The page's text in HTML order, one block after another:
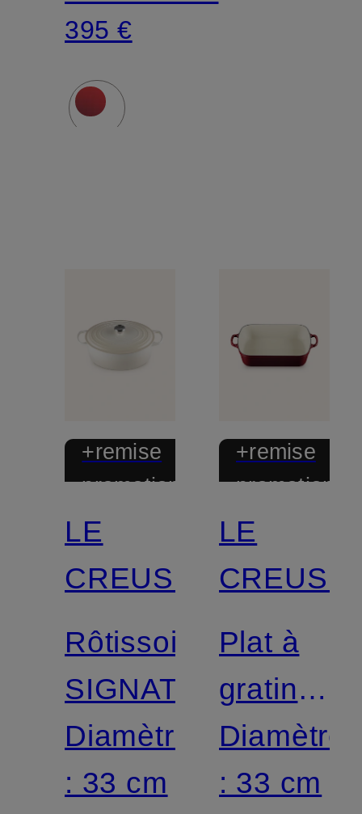
395 €
+remise
promotionnelle
LE
CREUSET
Rôtissoire
SIGNATURE
Diamètre
: 33 cm
+remise
LE
Plat à
gratin
Diamètre
: 33 cm